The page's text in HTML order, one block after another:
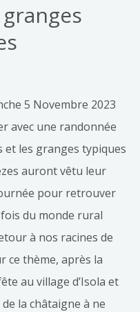
5 Novembre 2023
avec une randonnée
les granges typiques
auront vêtu leur
pour retrouver
du monde rural
à nos racines de
ce thème, après la
au village d’Isola et
la châtaigne à ne